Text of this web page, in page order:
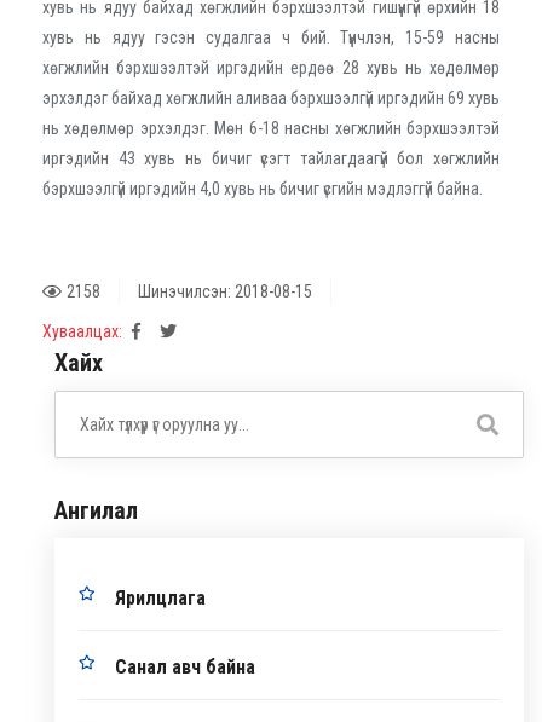
хувь нь ядуу байхад хөгжлийн бэрхшээлтэй гишүүнгүй өрхийн 18
хувь нь ядуу гэсэн судалгаа ч бий. Түүнчлэн, 15-59 насны
хөгжлийн бэрхшээлтэй иргэдийн ердөө 28 хувь нь хөдөлмөр
эрхэлдэг байхад хөгжлийн аливаа бэрхшээлгүй иргэдийн 69 хувь
нь хөдөлмөр эрхэлдэг. Мөн 6-18 насны хөгжлийн бэрхшээлтэй
иргэдийн 43 хувь нь бичиг үсэгт тайлагдаагүй бол хөгжлийн
бэрхшээлгүй иргэдийн 4,0 хувь нь бичиг үсгийн мэдлэггүй байна.
2158 Шинэчилсэн: 2018-08-15
Хуваалцах:
Хайх
Ангилал
Ярилцлага
Санал авч байна